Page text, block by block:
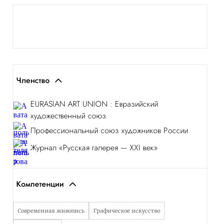
Членство
EURASIAN ART UNION : Евразийский
художественный союз
Профессиональный союз художников России
Журнал «Русская галерея — XXI век»
Компетенции
Современная живопись Графическое искусство